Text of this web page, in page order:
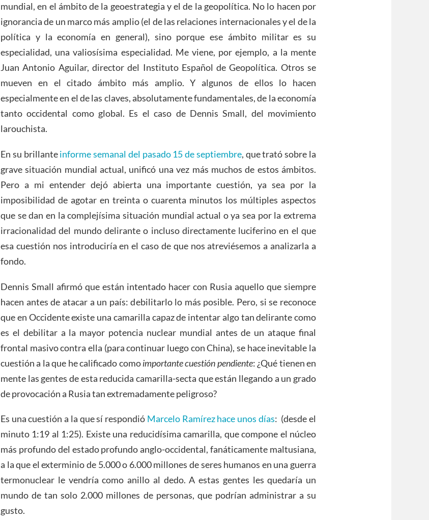
mundial, en el ámbito de la geoestrategia y el de la geopolítica. No lo hacen por
ignorancia de un marco más amplio (el de las relaciones internacionales y el de la
política y la economía en general), sino porque ese ámbito militar es su
especialidad, una valiosísima especialidad. Me viene, por ejemplo, a la mente
Juan Antonio Aguilar, director del Instituto Español de Geopolítica. Otros se
mueven en el citado ámbito más amplio. Y algunos de ellos lo hacen
especialmente en el de las claves, absolutamente fundamentales, de la economía
tanto occidental como global. Es el caso de Dennis Small, del movimiento
larouchista.
En su brillanteinforme semanal del pasado 15 de septiembre, que trató sobre la
grave situación mundial actual, unificó una vez más muchos de estos ámbitos.
Pero a mi entender dejó abierta una importante cuestión, ya sea por la
imposibilidad de agotar en treinta o cuarenta minutos los múltiples aspectos
que se dan en la complejísima situación mundial actual o ya sea por la extrema
irracionalidad del mundo delirante o incluso directamente luciferino en el que
esa cuestión nos introduciría en el caso de que nos atreviésemos a analizarla a
fondo.
Dennis Small afirmó que están intentado hacer con Rusia aquello que siempre
hacen antes de atacar a un país: debilitarlo lo más posible. Pero, si se reconoce
que en Occidente existe una camarilla capaz de intentar algo tan delirante como
es el debilitar a la mayor potencia nuclear mundial antes de un ataque final
frontal masivo contra ella (para continuar luego con China), se hace inevitable la
cuestión a la que he calificado comoimportante cuestión pendiente: ¿Qué tienen en
mente las gentes de esta reducida camarilla-secta que están llegando a un grado
de provocación a Rusia tan extremadamente peligroso?
Es una cuestión a la que sí respondió Marcelo Ramírez hace unos días: (desde el
minuto 1:19 al 1:25). Existe una reducidísima camarilla, que compone el núcleo
más profundo del estado profundo anglo-occidental, fanáticamente maltusiana,
a la que el exterminio de 5.000 o 6.000 millones de seres humanos en una guerra
termonuclear le vendría como anillo al dedo. A estas gentes les quedaría un
mundo de tan solo 2.000 millones de personas, que podrían administrar a su
gusto.